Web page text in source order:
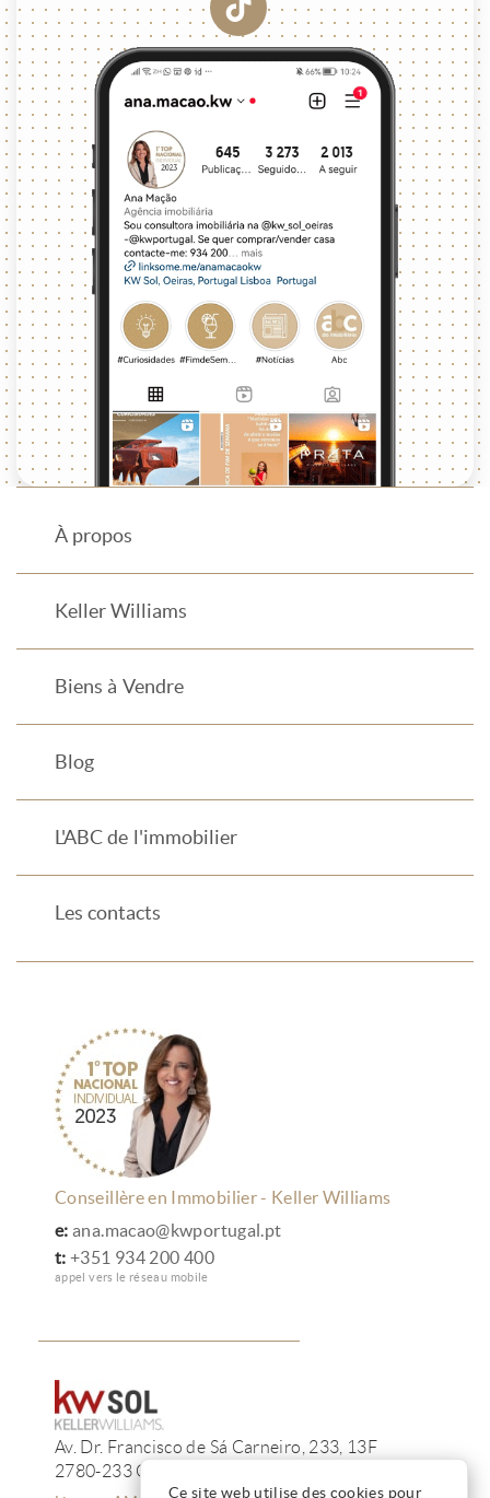
À propos
Keller Williams
Biens à Vendre
Blog
L'ABC de l'immobilier
Les contacts
Conseillère en Immobilier - Keller Williams
e: ana.macao@kwportugal.pt
t: +351 934 200 400
appel vers le réseau mobile
Av. Dr. Francisco de Sá Carneiro, 233, 13F
2780-233 Oeiras
Ce site web utilise des cookies pour